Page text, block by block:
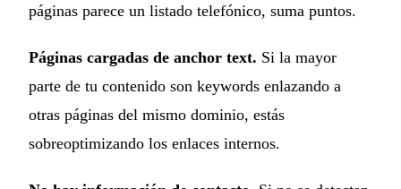
páginas parece un listado telefónico, suma puntos.
Páginas cargadas de anchor text. Si la mayor
parte de tu contenido son keywords enlazando a
otras páginas del mismo dominio, estás
sobreoptimizando los enlaces internos.